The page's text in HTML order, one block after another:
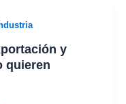
y
quieren